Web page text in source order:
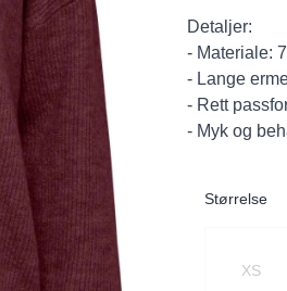
Detaljer:
- Materiale:
- Lange
- Rett
- Myk og
Størrelse
XS